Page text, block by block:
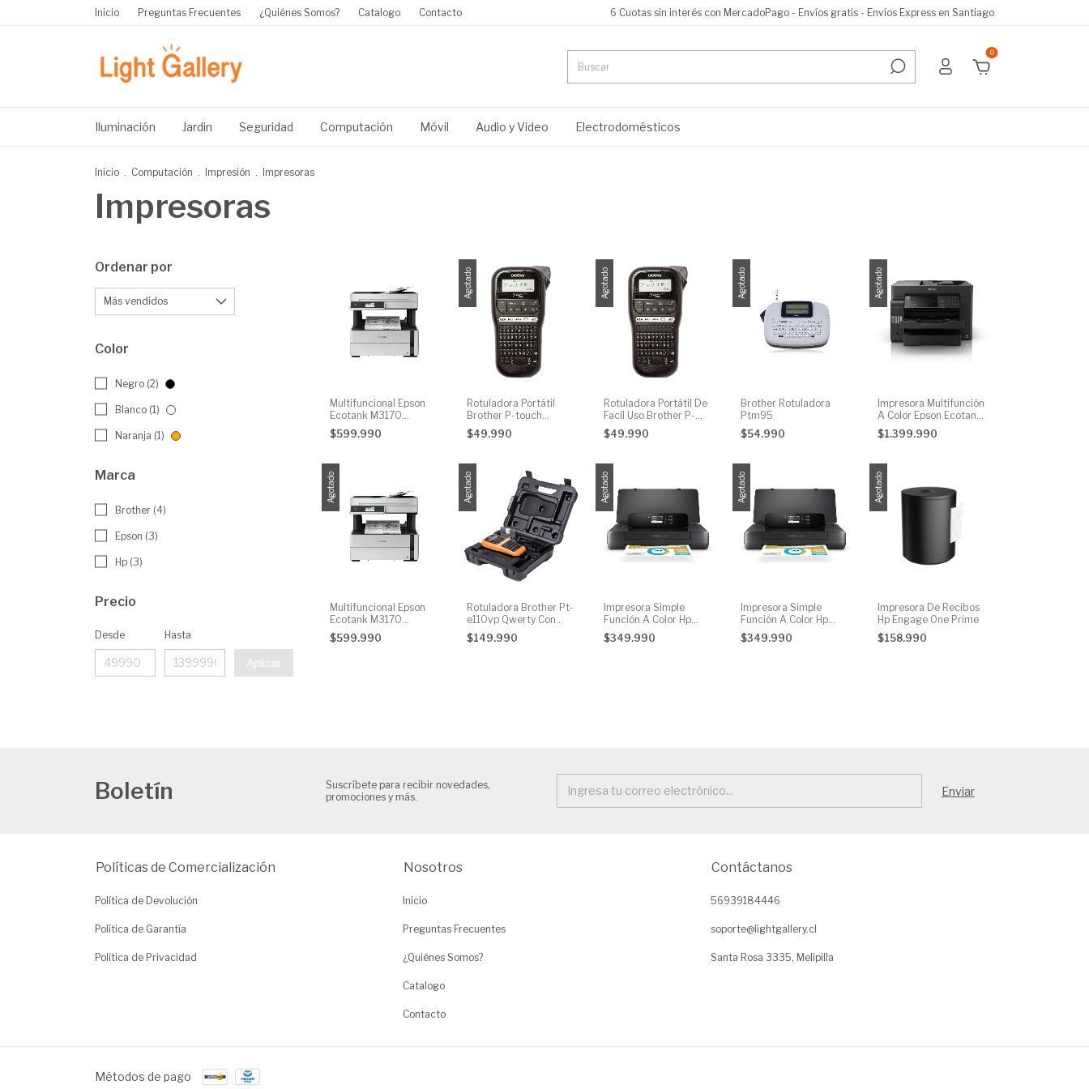
Inicio Preguntas Frecuentes ¿Quiénes Somos? Catalogo Contacto 6 Cuotas sin interés con MercadoPago - Envíos gratis - Envíos Express en Santiago
0
Iluminación Jardin Seguridad Computación Móvil Audio y Video Electrodomésticos
Inicio . Computación . Impresión . Impresoras
Impresoras
Ordenar por
Color
Negro (2)
Blanco (1)
Naranja (1)
Marca
Brother (4)
Epson (3)
Hp (3)
Precio
Desde Hasta
Aplicar
Multifuncional Epson
Ecotank M3170
Inalámbrica En Blanco
Y N
$599.990
Agotado
Rotuladora Portátil
Brother P-touch
Pth110 Negra
$49.990
Agotado
Rotuladora Portátil De
Facil Uso Brother P-
touch Pth110
$49.990
Agotado
Brother Rotuladora
Ptm95
$54.990
Agotado
Impresora Multifunción
A Color Epson Ecotank
L15150 Con Wifi
$1.399.990
Agotado
Multifuncional Epson
Ecotank M3170
Inalámbrica En Blanco
Y Negro Con Fax Y Adf
$599.990
Agotado
Rotuladora Brother Pt-
e110vp Qwerty Con
Maleta 3,5 A 12mm
$149.990
Agotado
Impresora Simple
Función A Color Hp
Officejet 200 Con Wifi
$349.990
Agotado
Impresora Simple
Función A Color Hp
Officejet 200 Con Wifi
2
$349.990
Agotado
Impresora De Recibos
Hp Engage One Prime
$158.990
Boletín
Suscríbete para recibir novedades,
promociones y más.
Políticas de Comercialización
Política de Devolución
Política de Garantía
Política de Privacidad
Nosotros
Inicio
Preguntas Frecuentes
¿Quiénes Somos?
Catalogo
Contacto
Contáctanos
56939184446
soporte@lightgallery.cl
Santa Rosa 3335, Melipilla
Métodos de pago